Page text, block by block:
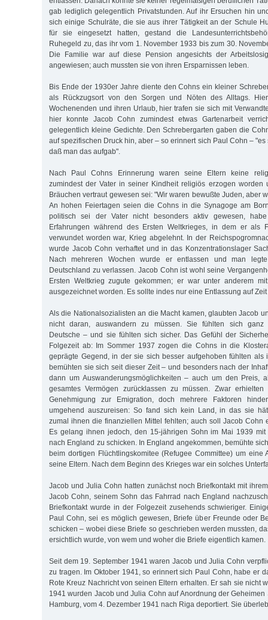
gab lediglich gelegentlich Privatstunden. Auf ihr Ersuchen hin
sich einige Schulräte, die sie aus ihrer Tätigkeit an der Schule
für sie eingesetzt hatten, gestand die
Ruhegeld zu, das ihr vom 1. November 1933 bis zum 30.
Die Familie war auf diese Pension angesichts der
angewiesen; auch mussten sie von ihren Ersparnissen leben.
Bis Ende der 1930er Jahre diente den Cohns ein kleiner
als Rückzugsort von den Sorgen und Nöten des Alltags.
Wochenenden und ihren Urlaub, hier trafen sie sich mit
hier konnte Jacob Cohn zumindest etwas Gartenarbeit
gelegentlich kleine Gedichte. Den Schrebergarten gaben die
auf spezifischen Druck hin, aber – so erinnert sich Paul Cohn –
daß man das aufgab".
Nach Paul Cohns Erinnerung waren seine Eltern keine
zumindest der Vater in seiner Kindheit religiös erzogen worden
Bräuchen vertraut gewesen sei: "Wir waren bewußte Juden, aber
An hohen Feiertagen seien die Cohns in die Synagoge am
politisch sei der Vater nicht besonders aktiv gewesen,
Erfahrungen während des Ersten Weltkrieges, in dem er als
verwundet worden war, Krieg abgelehnt. In der
wurde Jacob Cohn verhaftet und in das Konzentrationslager
Nach mehreren Wochen wurde er entlassen und man
Deutschland zu verlassen. Jacob Cohn ist wohl seine
Ersten Weltkrieg zugute gekommen; er war unter anderem
ausgezeichnet worden. Es sollte indes nur eine Entlassung auf
Als die Nationalsozialisten an die Macht kamen, glaubten Jacob
nicht daran, auswandern zu müssen. Sie fühlten sich ganz
Deutsche – und sie fühlten sich sicher. Das Gefühl der
Folgezeit ab: Im Sommer 1937 zogen die Cohns in die
geprägte Gegend, in der sie sich besser aufgehoben fühlten als
bemühten sie sich seit dieser Zeit – und besonders nach der
dann um Auswanderungsmöglichkeiten – auch um den Preis,
gesamtes Vermögen zurücklassen zu müssen. Zwar
Genehmigung zur Emigration, doch mehrere Faktoren
umgehend auszureisen: So fand sich kein Land, in das sie
zumal ihnen die finanziellen Mittel fehlten; auch soll Jacob Cohn
Es gelang ihnen jedoch, den 15-jährigen Sohn im Mai 1939 mit
nach England zu schicken. In England angekommen, bemühte
beim dortigen Flüchtlingskomitee (Refugee Committee) um eine
seine Eltern. Nach dem Beginn des Krieges war ein solches
Jacob und Julia Cohn hatten zunächst noch Briefkontakt mit
Jacob Cohn, seinem Sohn das Fahrrad nach England
Briefkontakt wurde in der Folgezeit zusehends schwieriger.
Paul Cohn, sei es möglich gewesen, Briefe über Freunde oder
schicken – wobei diese Briefe so geschrieben werden mussten,
ersichtlich wurde, von wem und woher die Briefe eigentlich kamen.
Seit dem 19. September 1941 waren Jacob und Julia Cohn
zu tragen. Im Oktober 1941, so erinnert sich Paul Cohn, habe er
Rote Kreuz Nachricht von seinen Eltern erhalten. Er sah sie nicht
1941 wurden Jacob und Julia Cohn auf Anordnung der Geheimen
Hamburg, vom 4. Dezember 1941 nach Riga deportiert. Sie